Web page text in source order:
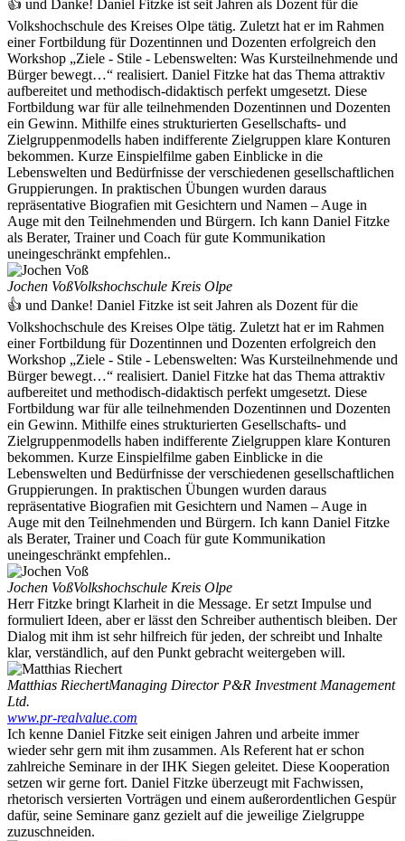
👍 und Danke! Daniel Fitzke ist seit Jahren als Dozent für die
Volkshochschule des Kreises Olpe tätig. Zuletzt hat er im Rahmen
einer Fortbildung für Dozentinnen und Dozenten erfolgreich den
Workshop „Ziele - Stile - Lebenswelten: Was Kursteilnehmende und
Bürger bewegt…“ realisiert. Daniel Fitzke hat das Thema attraktiv
aufbereitet und methodisch-didaktisch perfekt umgesetzt. Diese
Fortbildung war für alle teilnehmenden Dozentinnen und Dozenten
ein Gewinn. Mithilfe eines strukturierten Gesellschafts- und
Zielgruppenmodells haben indifferente Zielgruppen klare Konturen
bekommen. Kurze Einspielfilme gaben Einblicke in die
Lebenswelten und Bedürfnisse der verschiedenen gesellschaftlichen
Gruppierungen. In praktischen Übungen wurden daraus
repräsentative Biografien mit Gesichtern und Namen – Auge in
Auge mit den Teilnehmenden und Bürgern. Ich kann Daniel Fitzke
als Berater, Trainer und Coach für gute Kommunikation
uneingeschränkt empfehlen..
Jochen VoßVolkshochschule Kreis Olpe
👍 und Danke! Daniel Fitzke ist seit Jahren als Dozent für die
Volkshochschule des Kreises Olpe tätig. Zuletzt hat er im Rahmen
einer Fortbildung für Dozentinnen und Dozenten erfolgreich den
Workshop „Ziele - Stile - Lebenswelten: Was Kursteilnehmende und
Bürger bewegt…“ realisiert. Daniel Fitzke hat das Thema attraktiv
aufbereitet und methodisch-didaktisch perfekt umgesetzt. Diese
Fortbildung war für alle teilnehmenden Dozentinnen und Dozenten
ein Gewinn. Mithilfe eines strukturierten Gesellschafts- und
Zielgruppenmodells haben indifferente Zielgruppen klare Konturen
bekommen. Kurze Einspielfilme gaben Einblicke in die
Lebenswelten und Bedürfnisse der verschiedenen gesellschaftlichen
Gruppierungen. In praktischen Übungen wurden daraus
repräsentative Biografien mit Gesichtern und Namen – Auge in
Auge mit den Teilnehmenden und Bürgern. Ich kann Daniel Fitzke
als Berater, Trainer und Coach für gute Kommunikation
uneingeschränkt empfehlen..
Jochen VoßVolkshochschule Kreis Olpe
Herr Fitzke bringt Klarheit in die Message. Er setzt Impulse und
formuliert Ideen, aber er lässt den Schreiber authentisch bleiben. Der
Dialog mit ihm ist sehr hilfreich für jeden, der schreibt und Inhalte
klar, verständlich, auf den Punkt gebracht weitergeben will.
Matthias RiechertManaging Director P&R Investment Management
Ltd.
www.pr-realvalue.com
Ich kenne Daniel Fitzke seit einigen Jahren und arbeite immer
wieder sehr gern mit ihm zusammen. Als Referent hat er schon
zahlreiche Seminare in der IHK Siegen geleitet. Diese Kooperation
setzen wir gerne fort. Daniel Fitzke überzeugt mit Fachwissen,
rhetorisch versierten Vorträgen und einem außerordentlichen Gespür
dafür, seine Seminare ganz gezielt auf die jeweilige Zielgruppe
zuzuschneiden.